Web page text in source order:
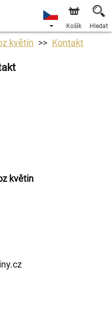
Košík Hledat
květin Kontakt
květin